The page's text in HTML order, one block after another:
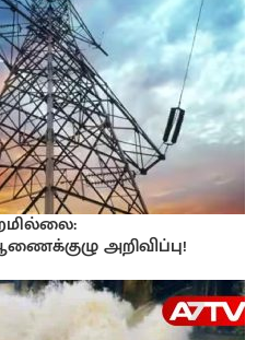
அறிவிப்பு!